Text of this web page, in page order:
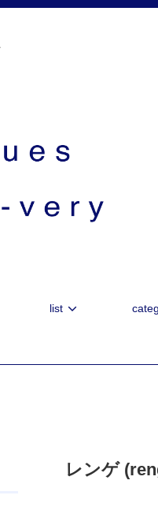
list
レンゲ